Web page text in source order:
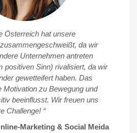
Österreich hat unsere
da wir
Unternehmen antreten
positiven Sinn) rivalisiert, da wir
gewetteifert haben. Das
Motivation zu Bewegung und
beeinflusst. Wir freuen uns
Challenge! “
Marketing & Social Meida